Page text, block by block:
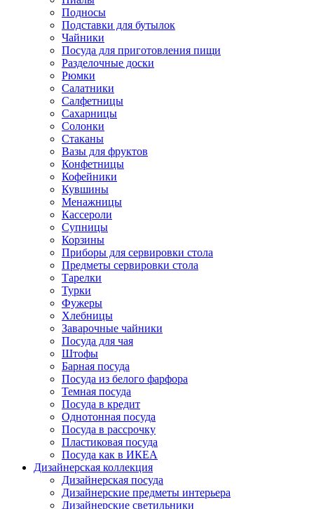
Подносы
Подставки для бутылок
Чайники
Посуда для приготовления пищи
Разделочные доски
Рюмки
Салатники
Салфетницы
Сахарницы
Солонки
Стаканы
Вазы для фруктов
Конфетницы
Кофейники
Кувшины
Менажницы
Кассероли
Супницы
Корзины
Приборы для сервировки стола
Предметы сервировки стола
Тарелки
Турки
Фужеры
Хлебницы
Заварочные чайники
Посуда для чая
Штофы
Барная посуда
Посуда из белого фарфора
Темная посуда
Посуда в кредит
Однотонная посуда
Посуда в рассрочку
Пластиковая посуда
Посуда как в ИКЕА
Дизайнерская коллекция
Дизайнерская посуда
Дизайнерские предметы интерьера
Дизайнерские светильники